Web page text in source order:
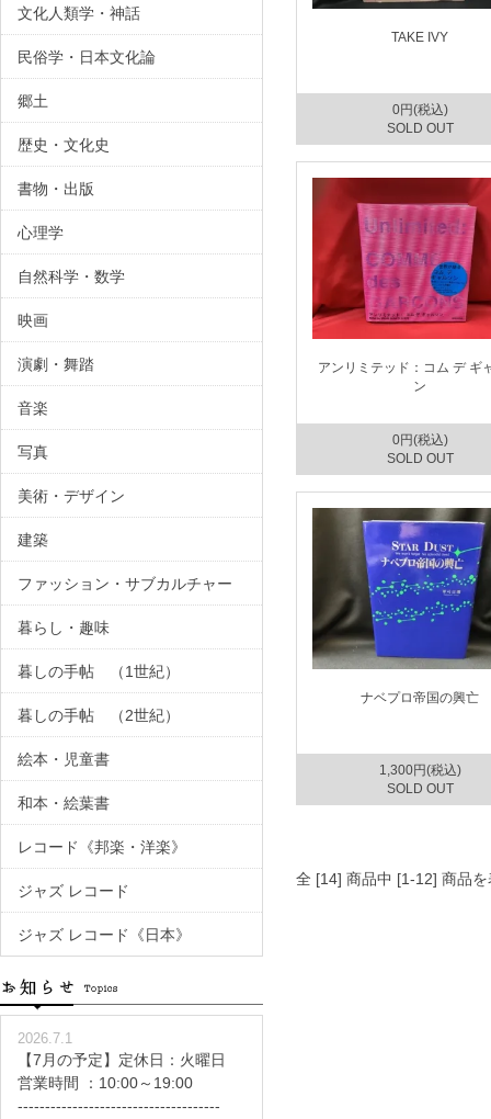
TAKE IVY
0円(税込)
SOLD OUT
アンリミテッド：コム デ ギ
ン
0円(税込)
SOLD OUT
ナベプロ帝国の興亡
1,300円(税込)
SOLD OUT
全 [14] 商品中 [1-12] 商品
文化人類学・神話
民俗学・日本文化論
郷土
歴史・文化史
書物・出版
心理学
自然科学・数学
映画
演劇・舞踏
音楽
写真
美術・デザイン
建築
ファッション・サブカルチャー
暮らし・趣味
暮しの手帖 （1世紀）
暮しの手帖 （2世紀）
絵本・児童書
和本・絵葉書
レコード《邦楽・洋楽》
ジャズ レコード
ジャズ レコード《日本》
2026.7.1
【7月の予定】定休日：火曜日
営業時間 ：10:00～19:00
-------------------------------------